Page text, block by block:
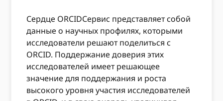
Сердце ORCIDСервис представляет собой
данные о научных профилях, которыми
исследователи решают поделиться с
ORCID. Поддержание доверия этих
исследователей имеет решающее
значение для поддержания и роста
высокого уровня участия исследователей